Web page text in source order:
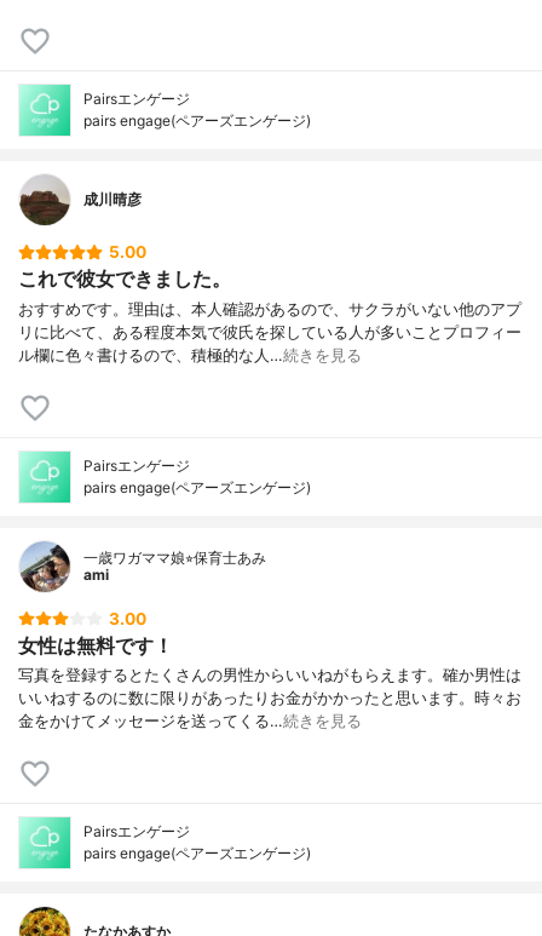
Pairsエンゲージ
pairs engage(ペアーズエンゲージ)
成川晴彦
5.00
これで彼女できました。
おすすめです。理由は、本人確認があるので、サクラがいない他のアプ
リに比べて、ある程度本気で彼氏を探している人が多いことプロフィー
ル欄に色々書けるので、積極的な人…続きを見る
Pairsエンゲージ
pairs engage(ペアーズエンゲージ)
一歳ワガママ娘⭐︎保育士あみ
ami
3.00
女性は無料です！
写真を登録するとたくさんの男性からいいねがもらえます。確か男性は
いいねするのに数に限りがあったりお金がかかったと思います。時々お
金をかけてメッセージを送ってくる…続きを見る
Pairsエンゲージ
pairs engage(ペアーズエンゲージ)
たなかあすか